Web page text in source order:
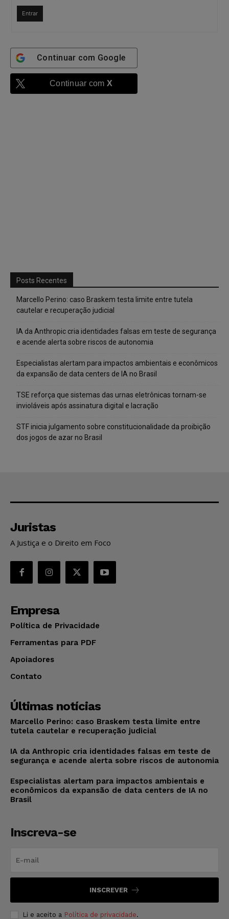
Entrar
Continuar com Google
Continuar com X
Posts Recentes
Marcello Perino: caso Braskem testa limite entre tutela
cautelar e recuperação judicial
IA da Anthropic cria identidades falsas em teste de segurança
e acende alerta sobre riscos de autonomia
Especialistas alertam para impactos ambientais e econômicos
da expansão de data centers de IA no Brasil
TSE reforça que sistemas das urnas eletrônicas tornam-se
invioláveis após assinatura digital e lacração
STF inicia julgamento sobre constitucionalidade da proibição
dos jogos de azar no Brasil
Juristas
A Justiça e o Direito em Foco
Empresa
Política de Privacidade
Ferramentas para PDF
Apoiadores
Contato
Últimas notícias
Marcello Perino: caso Braskem testa limite entre
tutela cautelar e recuperação judicial
IA da Anthropic cria identidades falsas em teste de
segurança e acende alerta sobre riscos de autonomia
Especialistas alertam para impactos ambientais e
econômicos da expansão de data centers de IA no
Brasil
Inscreva-se
INSCREVER
Li e aceito a Política de privacidade.